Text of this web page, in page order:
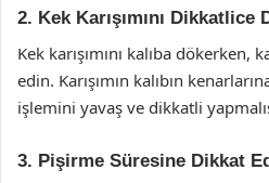
2. Kek Karışımını Dikkatlice
Kek karışımını kalıba dökerken,
edin. Karışımın kalıbın
işlemini yavaş ve dikkatli
3. Pişirme Süresine Dikkat